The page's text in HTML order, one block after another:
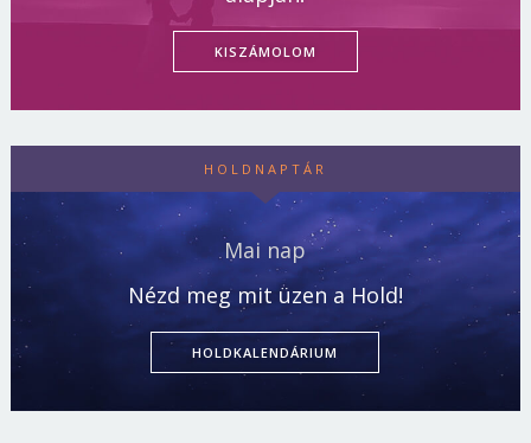
KISZÁMOLOM
HOLDNAPTÁR
Mai nap
Nézd meg mit üzen a Hold!
HOLDKALENDÁRIUM